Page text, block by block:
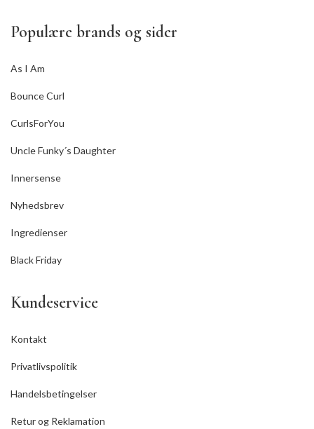
Populære brands og sider
As I Am
Bounce Curl
CurlsForYou
Uncle Funky´s Daughter
Innersense
Nyhedsbrev
Ingredienser
Black Friday
Kundeservice
Kontakt
Privatlivspolitik
Handelsbetingelser
Retur og Reklamation